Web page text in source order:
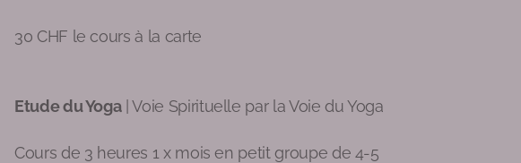
30 CHF le cours à la carte
Etude du Yoga| Voie Spirituelle par la Voie du Yoga
Cours de 3 heures 1 x mois en petit groupe de 4-5